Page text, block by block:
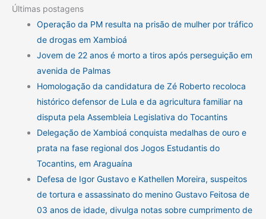
Últimas postagens
Operação da PM resulta na prisão de mulher por tráfico
de drogas em Xambioá
Jovem de 22 anos é morto a tiros após perseguição em
avenida de Palmas
Homologação da candidatura de Zé Roberto recoloca
histórico defensor de Lula e da agricultura familiar na
disputa pela Assembleia Legislativa do Tocantins
Delegação de Xambioá conquista medalhas de ouro e
prata na fase regional dos Jogos Estudantis do
Tocantins, em Araguaína
Defesa de Igor Gustavo e Kathellen Moreira, suspeitos
de tortura e assassinato do menino Gustavo Feitosa de
03 anos de idade, divulga notas sobre cumprimento de